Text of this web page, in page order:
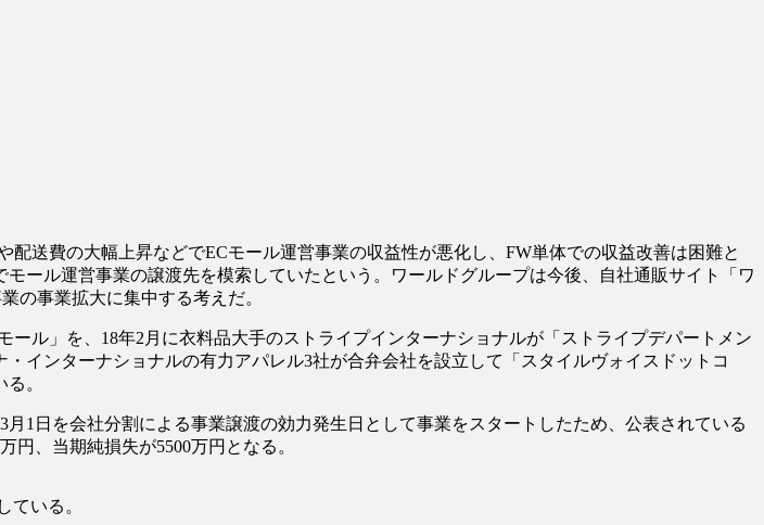
送費の大幅上昇などでECモール運営事業の収益性が悪化し、FW単体での収益改善は困難と
ール運営事業の譲渡先を模索していたという。ワールドグループは今後、自社通販サイト「ワ
の事業拡大に集中する考えだ。
ル」を、18年2月に衣料品大手のストライプインターナショナルが「ストライプデパートメン
インターナショナルの有力アパレル3社が合弁会社を設立して「スタイルヴォイスドットコ
。
1日を会社分割による事業譲渡の効力発生日として事業をスタートしたため、公表されている
円、当期純損失が5500万円となる。
ている。